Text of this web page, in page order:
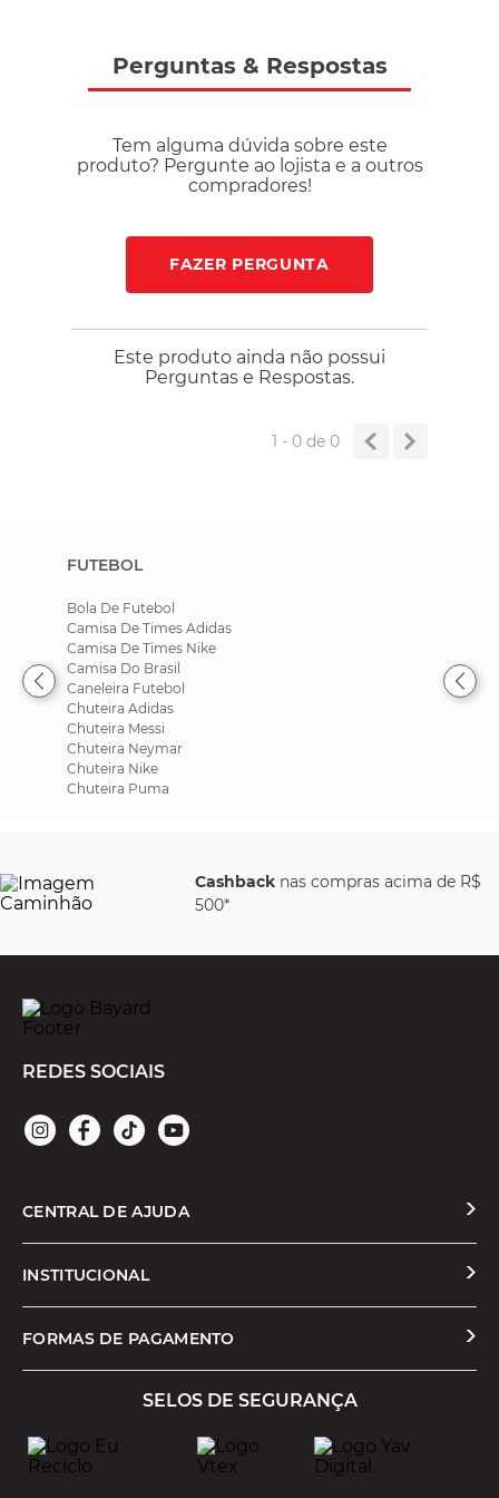
Perguntas & Respostas
Tem alguma dúvida sobre este
produto? Pergunte ao lojista e a outros
compradores!
FAZER PERGUNTA
Este produto ainda não possui
Perguntas e Respostas.
1 - 0de 0
FUTEBOL
Bola De Futebol
Camisa De Times Adidas
Camisa De Times Nike
Camisa Do Brasil
Caneleira Futebol
Chuteira Adidas
Chuteira Messi
Chuteira Neymar
Chuteira Nike
Chuteira Puma
Cashbacknas compras acima de R$
500*
REDES SOCIAIS
CENTRAL DE AJUDA
Solicitar Troca ou Devolução
Formas de Pagamento
Cashback
INSTITUCIONAL
Quem Somos
Trabalhe Conosco
FORMAS DE PAGAMENTO
SELOS DE SEGURANÇA